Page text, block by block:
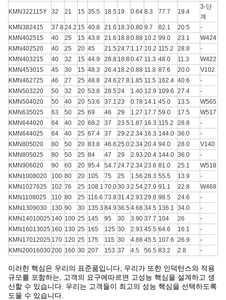
KMN322115Y 32 21 15 35.5 18.5 19 0.64 8.3 77.7 19.4
3-단
계
KMN382415
37.824.2 15 40.8 21.6 18.3 0.80 9.7 82.1 20.5
-
KMN402515
40 25 15 43.8 21.6 18.80.88 10.2 99.0 23.1
W424
KMN402520
40 25 20 45 21.5 24.7 1.17 10.2 115.2 28.8
-
KMN403215
40 32 15 44.9 28.8 18.80.47 11.3 48.0 11.3
W422
KMN453015
45 30 15 48.3 26.4 18.2 0.88 11.8 87.6 20.0
V102
KMN462725
46 27 25 48.8 24.6 27.8 1.85 11.5 162.4 40.6
-
KMN503220
50 32 20 53.8 28.5 24 1.40 12.9 109.6 27.4
-
KMN504020
50 40 20 53.6 37.1 23 0.78 14.1 45.0 13.5
W565
KMN635025
63 50 25 69 46 29 1.27 17.7 59.0 17.5
W517
KMN644020
64 40 20 68.2 37 23.5 1.87 16.3 115.2 28.8
-
KMN644025
64 40 25 67.4 37 29.2 2.34 16.3 144.0 36.0
-
KMN805020
80 50 20 83.8 46.6 25.02.34 20.4 94.0 28.0
V140
KMN805025
80 50 25 84 47 29 2.93 20.4 144.0 36.0
-
KMN906020
90 60 20 95.4 54.7 24.7 2.34 23.6 81.0 25.1
W518
KMN1008020
100 80 20 105 75 25 1.56 28.3 55.5 13.9
-
KMN1027625
102 76 25 108.1 70.030.3 2.54 27.9 91.1 22.8
W468
KMN1108025
110 80 25 116.6 73.831.42.93 29.8 98.5 24.6
-
KMN1309030
130 90 30 135.3 84.9 36.5 4.68 34.5 136.1 34.0
-
KMN14010025 140 100 25 145 95 30 3.90 37.7 104 26
-
KMN16013025 160 130 25 165 125 30 2.93 45.5 64.6 16.1
-
KMN17012025 170 120 25 175 115 30 4.88 45.5 107.6 26.9
-
KMN20016030200 160 30 207 153 37 4.5 56.5 83.2 2.8 -
이러한 핵심은 우리의 표준품입니다, 우리가 또한 인덕턴스와 적용
규모를 포함하는, 고객의 요구에따르면 고성능 핵심을 설계하고 생
산할 수 있습니다. 우리는 고객들이 최고의 성능 핵심을 선택하도록
도울 수 있습니다.